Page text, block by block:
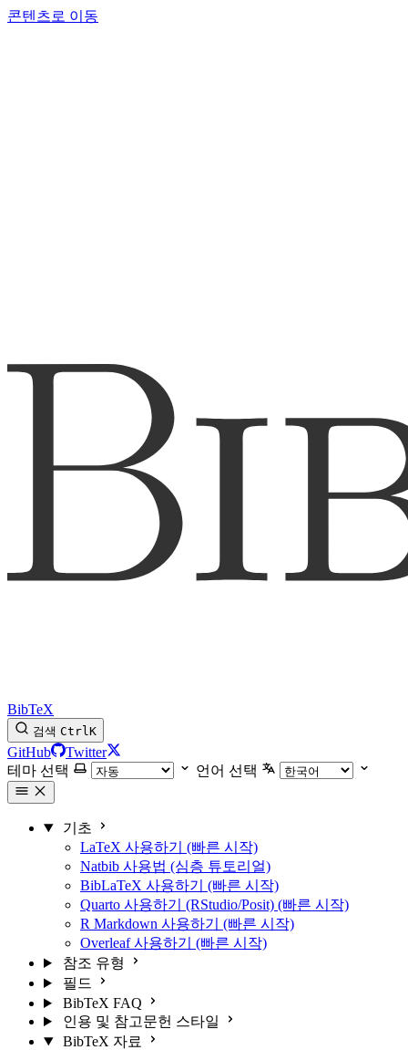
콘텐츠로 이동
BibTeX
검색 CtrlK
GitHub
Twitter
테마 선택
언어 선택
기초
LaTeX 사용하기 (빠른 시작)
Natbib 사용법 (심층 튜토리얼)
BibLaTeX 사용하기 (빠른 시작)
Quarto 사용하기 (RStudio/Posit) (빠른 시작)
R Markdown 사용하기 (빠른 시작)
Overleaf 사용하기 (빠른 시작)
참조 유형
필드
BibTeX FAQ
인용 및 참고문헌 스타일
BibTeX 자료